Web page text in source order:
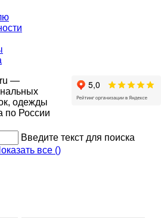
—
одежды
по России
Введите текст для поиска
все ()